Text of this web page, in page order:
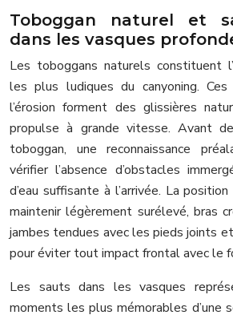
Toboggan naturel et
dans les vasques
Les toboggans naturels constituent
les plus ludiques du canyoning.
l’érosion forment des glissières
propulse à grande vitesse. Avant
toboggan, une reconnaissance
vérifier l’absence d’obstacles
d’eau suffisante à l’arrivée. La
maintenir légèrement surélevé, bras
jambes tendues avec les pieds joints
pour éviter tout impact frontal avec le
Les sauts dans les vasques
moments les plus mémorables d’une